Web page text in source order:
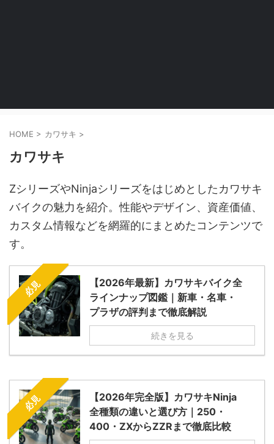
HOME > カワサキ >
カワサキ
ZシリーズやNinjaシリーズをはじめとしたカワサキ
バイクの魅力を紹介。性能やデザイン、資産価値、
カスタム情報などを網羅的にまとめたコンテンツで
す。
必見
【2026年最新】カワサキバイク全
ラインナップ図鑑｜新車・名車・
プラザの評判まで徹底解説
続きを見る
必見
【2026年完全版】カワサキNinja
全種類の違いと選び方｜250・
400・ZXからZZRまで徹底比較